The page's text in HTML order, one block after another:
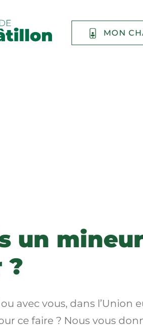
MON
un
?
avec vous, dans l’Union
ce faire ? Nous vous